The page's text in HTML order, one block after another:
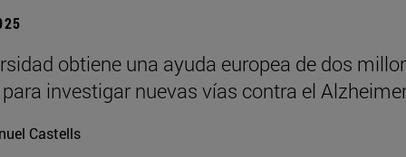
obtiene una ayuda europea de dos
investigar nuevas vías contra el
Castells